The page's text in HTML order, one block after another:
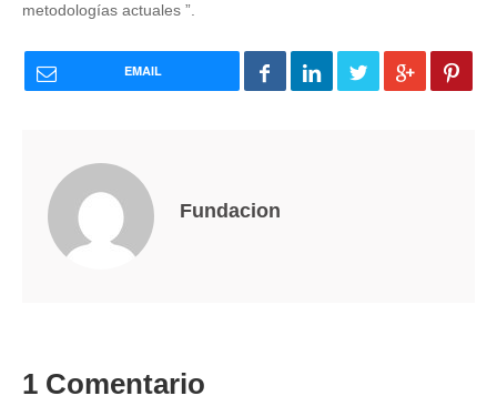
metodologías actuales ”.
EMAIL
Fundacion
1 Comentario